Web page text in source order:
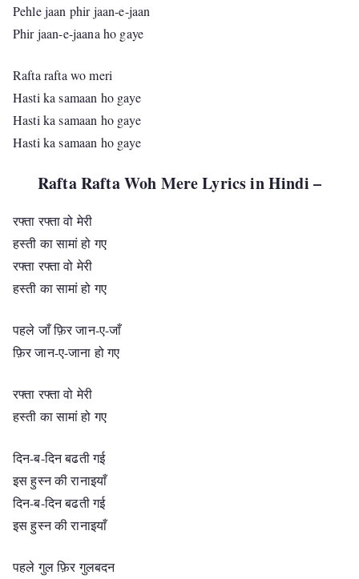
Pehle jaan phir jaan-e-jaan
Phir jaan-e-jaana ho gaye
Rafta rafta wo meri
Hasti ka samaan ho gaye
Hasti ka samaan ho gaye
Hasti ka samaan ho gaye
Rafta Rafta Woh Mere Lyrics in Hindi –
रफ्ता रफ्ता वो मेरी
हस्ती का सामां हो गए
रफ्ता रफ्ता वो मेरी
हस्ती का सामां हो गए
पहले जाँ फ़िर जान-ए-जाँ
फ़िर जान-ए-जाना हो गए
रफ्ता रफ्ता वो मेरी
हस्ती का सामां हो गए
दिन-ब-दिन बढती गई
इस हुस्न की रानाइयाँ
दिन-ब-दिन बढती गई
इस हुस्न की रानाइयाँ
पहले गुल फ़िर गुलबदन